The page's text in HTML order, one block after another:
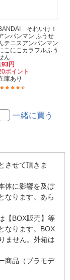
それいけ！
ンパンマン ふうせ
テニスアンパンマン
こにこカラフルふう
ん
円
ポイント
庫あり
一緒に買う
させて頂きま
体に影響を及ぼ
なります。あら
【BOX販売】等
なります。BOX
ません。外箱は
商品（プラモデ